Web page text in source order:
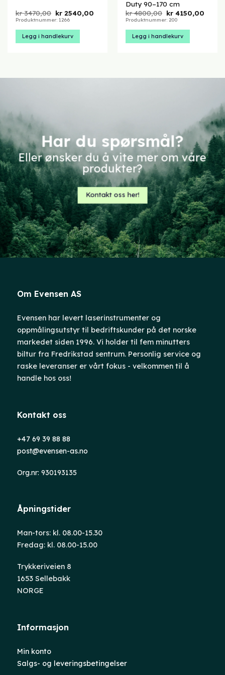
kr3470,00 Opprinnelig
pris
kr 3470,00.
kr 2540,00 Nåværende
kr 2540,00.
Produktnummer: 1266
Legg i handlekurv
Duty 90–170 cm
kr4800,00 Opprinnelig
pris
kr 4800,00.
kr 4150,00
Produktnummer: 200
Legg i handlekurv
Har du spørsmål?
Eller ønsker du å vite mer om våre
produkter?
Kontakt oss her!
Om Evensen AS
Evensen har levert laserinstrumenter og
oppmålingsutstyr til bedriftskunder på det norske
markedet siden 1996. Vi holder til fem minutters
biltur fra Fredrikstad sentrum. Personlig service og
raske leveranser er vårt fokus - velkommen til å
handle hos oss!
Kontakt oss
+47 69 39 88 88
post@evensen-as.no
Org.nr: 930193135
Åpningstider
Man-tors: kl. 08.00-15.30
Fredag: kl. 08.00-15.00
Trykkeriveien 8
1653 Sellebakk
NORGE
Informasjon
Min konto
Salgs- og leveringsbetingelser